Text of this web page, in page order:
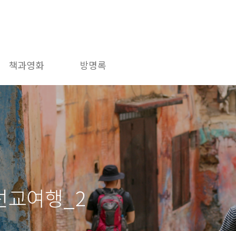
책과영화 방명록
교여행_2